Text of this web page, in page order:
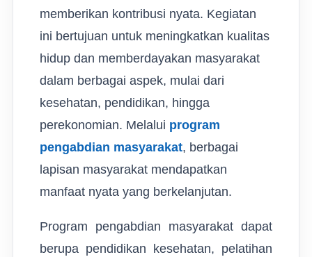
memberikan kontribusi nyata. Kegiatan
ini bertujuan untuk meningkatkan kualitas
hidup dan memberdayakan masyarakat
dalam berbagai aspek, mulai dari
kesehatan, pendidikan, hingga
perekonomian. Melalui program
pengabdian masyarakat, berbagai
lapisan masyarakat mendapatkan
manfaat nyata yang berkelanjutan.
Program pengabdian masyarakat dapat
berupa pendidikan kesehatan, pelatihan